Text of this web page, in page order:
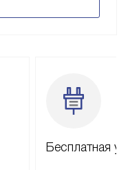
Бесплатная